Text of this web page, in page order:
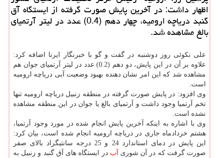
اظهار داشت: در آخرین پایش صورت گرفته از ایستگاه آق
گنبد دریاچه ارومیه، چهار دهم (0.4) عدد در لیتر آرتمیای
بالغ مشاهده شد.
علی نكوئی روز دوشنبه در گفت و گو با خبرنگار ایرنا اضافه كرد:
علاوه بر آن در این پایش، دو دهم (0.2) عدد در لیتر آرتمیای جوان هم
مشاهده شد كه این امر نشان دهنده بهبود وضعیت آبی دریاچه ارومیه
است.
وی افزود: در پایش صورت گرفته در منطقه زنبیل دریاچه ارومیه تنها
تخم آرتمیا وجود داشت و آرتمیای بالغ یا جوان در این منطقه مشاهده
نشده است.
وی با اشاره به اینكه آخرین پایش انجام شده در مورد وجود آرتمیا،
هشتم خردادماه جاری در دریاچه ارومیه انجام شده است، بیان كرد:
این پایش در دمای استاندارد 24 و 25 درجه سانتیگراد بالای صفر
صورت گرفت كه در آن شوری آب در ایستگاه های آق گنبد و زنبیل به